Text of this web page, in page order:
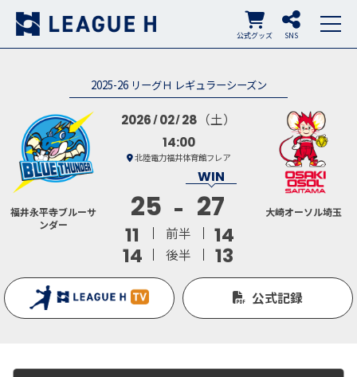
SNS
公式グッズ
2025-26 リーグＨ レギュラーシーズン
福井永平寺ブルーサ
ンダー
2026 02 28 （土）
14:00
北陸電力福井体育館フレア
25 27
11 前半
14
14
後半 13
大崎オーソル埼玉
公式記録